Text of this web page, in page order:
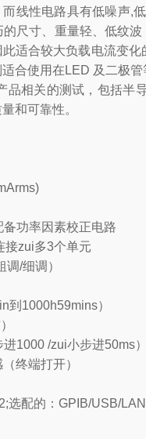
线性电路具有低噪声,
尺寸、重量轻、低纹
适合较大负载电流变
合使用在LED 及二极管
品相关的测试，包括半
和可靠性。
功率因素校正电路
接zui多3个单元
/细调）
到1000h59mins）
1000 /zui小步进50ms）
终端打开）
选配的：GPIB/USB/LAN